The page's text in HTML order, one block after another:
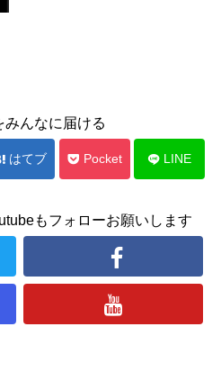
みんなに届ける
はてブ Pocket LINE
もフォローお願いします